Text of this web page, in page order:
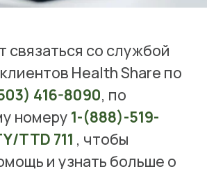
связаться со службой
Health Share по
416-8090, по
номеру 1-(888)-519-
TTD 711 , чтобы
и узнать больше о